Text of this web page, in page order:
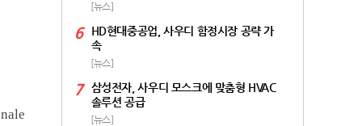
[뉴스]
6
HD현대중공업, 사우디 함정시장 공략 가
속
[뉴스]
7
삼성전자, 사우디 모스크에 맞춤형 HVAC
솔루션 공급
[뉴스]